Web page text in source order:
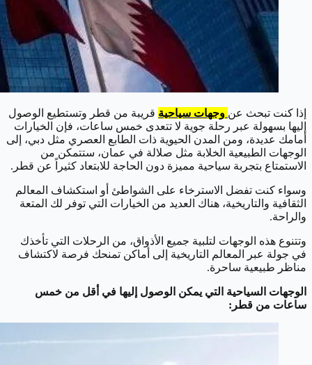
إذا كنت تبحث عن وجهات سياحية قريبة من قطر وتستطيع الوصول
إليها بسهولة عبر رحلة جوية لا تتعدى خمس ساعات، فإن الخيارات
أمامك عديدة، ومن المدن الحيوية ذات الطابع العصري مثل دبي، إلى
الوجهات الطبيعية الخلابة مثل صلالة في عمان، ستتمكن من
الاستمتاع بتجربة سياحية مميزة دون الحاجة للابتعاد كثيراً عن قطر.
وسواء كنت تفضل الاسترخاء على الشواطئ أو استكشاف المعالم
الثقافية والتاريخية، هناك العديد من الخيارات التي توفر لك المتعة
والراحة.
وتتنوع هذه الوجهات لتلبية جميع الأذواق، من الرحلات التي تأخذك
في جولة عبر المعالم التاريخية إلى أماكن تمنحك فرصة لاكتشاف
مناظر طبيعية ساحرة.
الوجهات السياحية التي يمكن الوصول إليها في أقل من خمس
ساعات من قطر: